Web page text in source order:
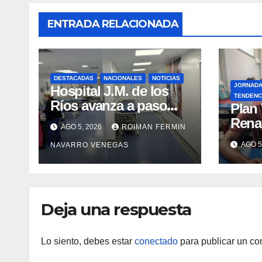
ENTRADA RELACIONADA
DESTACADAS NACIONALES NOTICIAS
Hospital J.M. de los
Ríos avanza a paso
firme en su
recuperación tras los
recientes eventos
sísmicos
AGO 5, 2026 ROIMAN FERMIN
NAVARRO VENEGAS
​Plan
AGO
Deja una respuesta
Lo siento, debes estar conectado para publicar un